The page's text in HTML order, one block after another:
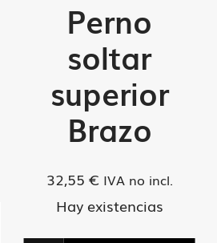
Perno
soltar
superior
Brazo
32,55 € IVA no incl.
Hay existencias